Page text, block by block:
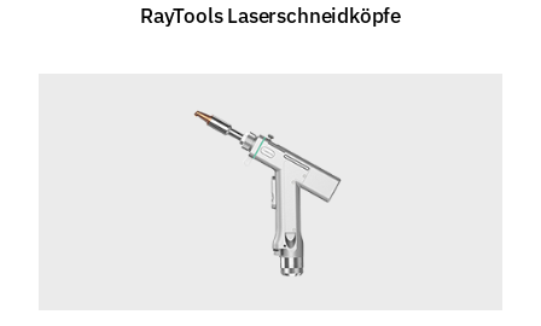
RayTools Laserschneidköpfe